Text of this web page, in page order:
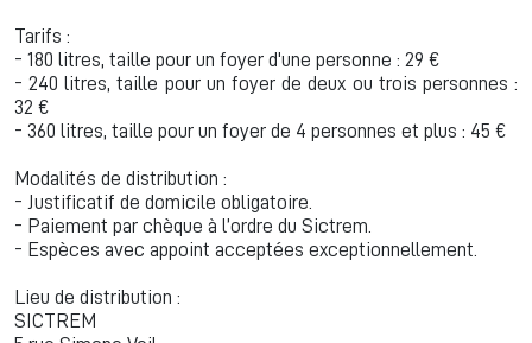
Tarifs :
- 180 litres, taille pour un foyer d'une personne : 29 €
- 240 litres, taille pour un foyer de deux ou trois personnes :
32 €
- 360 litres, taille pour un foyer de 4 personnes et plus : 45 €
Modalités de distribution :
- Justificatif de domicile obligatoire.
- Paiement par chèque à l’ordre du Sictrem.
- Espèces avec appoint acceptées exceptionnellement.
Lieu de distribution :
SICTREM